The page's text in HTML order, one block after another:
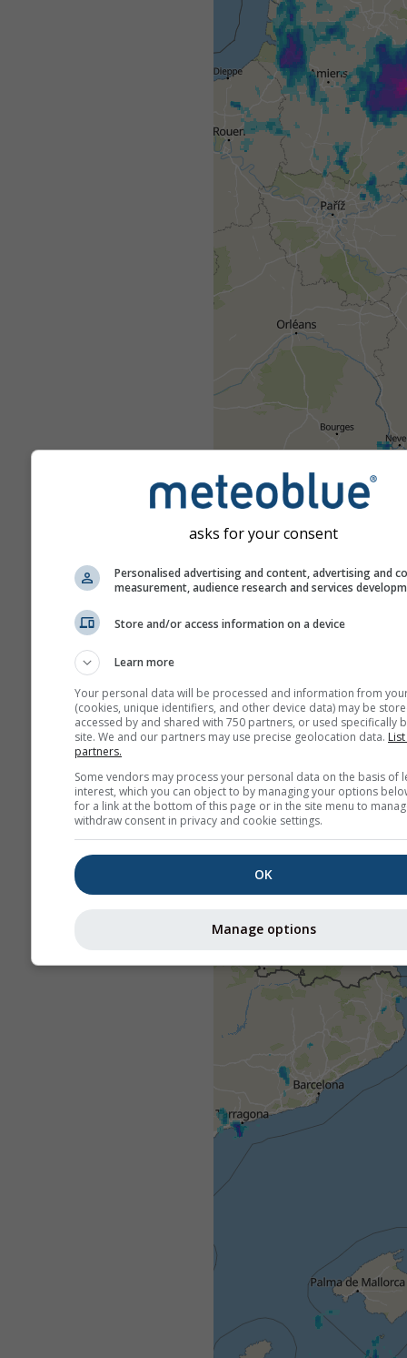
asks for your consent
Personalised advertising and content, advertising and
measurement, audience research and services
Store and/or access information on a device
Learn more
Your personal data will be processed and information from
(cookies, unique identifiers, and other device data) may be
accessed by and shared with 750 partners, or used specifically
site. We and our partners may use precise geolocation data.
partners.
Some vendors may process your personal data on the basis of
interest, which you can object to by managing your options
for a link at the bottom of this page or in the site menu to
withdraw consent in privacy and cookie settings.
OK
Manage options